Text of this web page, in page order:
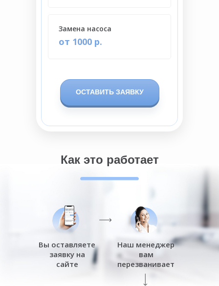
Как это работает
ОСТАВИТЬ ЗАЯВКУ
от 1000 р.
Замена насоса
Наш менеджер
вам
перезванивает
Вы оставляете
заявку на
сайте